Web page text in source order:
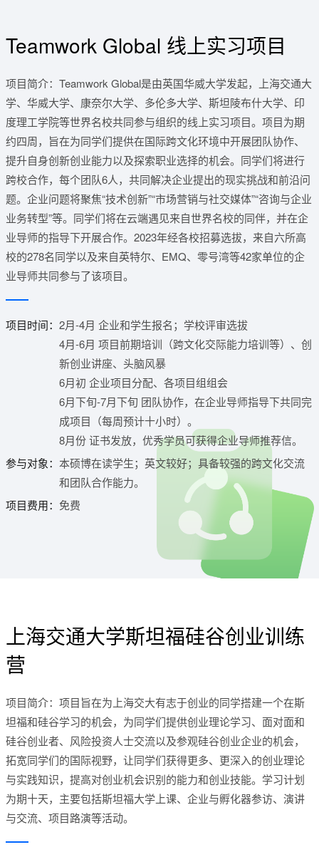
Teamwork Global 线上实习项目
项目简介：Teamwork Global是由英国华威大学发起，上海交通大
学、华威大学、康奈尔大学、多伦多大学、斯坦陵布什大学、印
度理工学院等世界名校共同参与组织的线上实习项目。项目为期
约四周，旨在为同学们提供在国际跨文化环境中开展团队协作、
提升自身创新创业能力以及探索职业选择的机会。同学们将进行
跨校合作，每个团队6人，共同解决企业提出的现实挑战和前沿问
题。企业问题将聚焦“技术创新”“市场营销与社交媒体”“咨询与企业
业务转型”等。同学们将在云端遇见来自世界名校的同伴，并在企
业导师的指导下开展合作。2023年经各校招募选拔，来自六所高
校的278名同学以及来自英特尔、EMQ、零号湾等42家单位的企
业导师共同参与了该项目。
项目时间： 2月-4月 企业和学生报名；学校评审选拔
4月-6月 项目前期培训（跨文化交际能力培训等）、创
新创业讲座、头脑风暴
6月初 企业项目分配、各项目组组会
6月下旬-7月下旬 团队协作，在企业导师指导下共同完
成项目（每周预计十小时）。
8月份 证书发放，优秀学员可获得企业导师推荐信。
参与对象： 本硕博在读学生；英文较好；具备较强的跨文化交流
和团队合作能力。
项目费用： 免费
上海交通大学斯坦福硅谷创业训练
营
项目简介：项目旨在为上海交大有志于创业的同学搭建一个在斯
坦福和硅谷学习的机会，为同学们提供创业理论学习、面对面和
硅谷创业者、风险投资人士交流以及参观硅谷创业企业的机会，
拓宽同学们的国际视野，让同学们获得更多、更深入的创业理论
与实践知识，提高对创业机会识别的能力和创业技能。学习计划
为期十天，主要包括斯坦福大学上课、企业与孵化器参访、演讲
与交流、项目路演等活动。